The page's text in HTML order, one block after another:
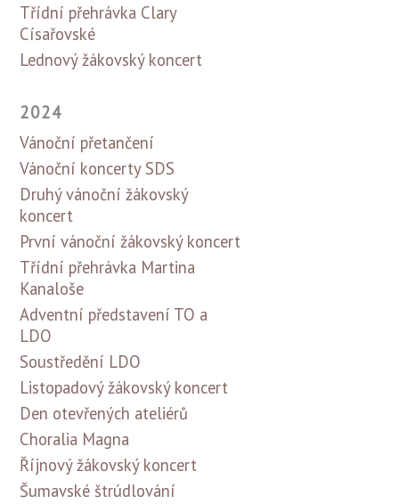
Třídní přehrávka Clary
Císařovské
Lednový žákovský koncert
2024
Vánoční přetančení
Vánoční koncerty SDS
Druhý vánoční žákovský
koncert
První vánoční žákovský koncert
Třídní přehrávka Martina
Kanaloše
Adventní představení TO a
LDO
Soustředění LDO
Listopadový žákovský koncert
Den otevřených ateliérů
Choralia Magna
Říjnový žákovský koncert
Šumavské štrúdlování